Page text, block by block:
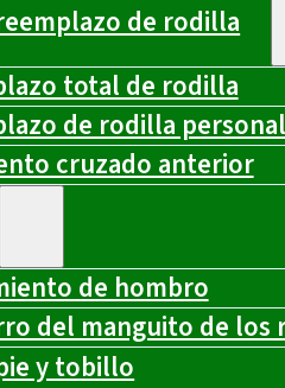
de rodilla
total de rodilla
de rodilla
cruzado anterior
de hombro
del manguito de los
y tobillo